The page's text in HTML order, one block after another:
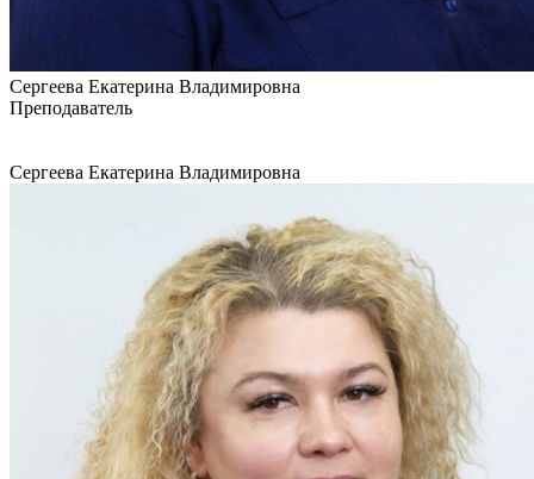
Сергеева Екатерина Владимировна
Преподаватель
Сергеева Екатерина Владимировна